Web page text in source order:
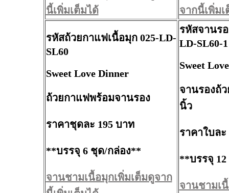
นี้เพิ่มเต็มได้
จากนี้เพิ่มเ
รหัสถ้วยกาแฟเนื้อมุก 025-LD-
SL60
Sweet Love Dinner
ถ้วยกาแฟพร้อมจานรอง
ราคาชุดละ 195 บาท
**บรรจุ 6 ชุด/กล่อง**
จานชามเนื้อมุกเพิ่มเต็มดูจาก
รหัสจานร
LD-SL60-1
Sweet
จานรองถ้
นิ้ว
ราคาใบละ
**บรรจุ
จานชามเ